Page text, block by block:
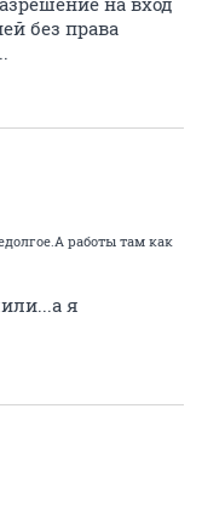
без права
работы там как
я